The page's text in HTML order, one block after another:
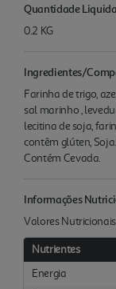
Quantidade Liquida
0.2 KG
Ingredientes/
Farinha de trigo,
sal marinho ,
lecitina de soja,
contêm glúten,
Contém Cevada.
Informações
Valores
Nutrientes
Energia